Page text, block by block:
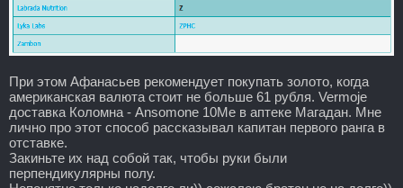
При этом Афанасьев рекомендует покупать золото, когда
американская валюта стоит не больше 61 рубля. Vermoje
доставка Коломна - Ansomone 10Me в аптеке Магадан. Мне
лично про этот способ рассказывал капитан первого ранга в
отставке.
Закиньте их над собой так, чтобы руки были
перпендикулярны полу.